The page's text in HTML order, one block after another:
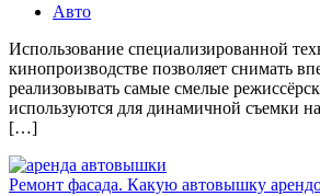
Авто
Использование специализированной
кинопроизводстве позволяет снимать
реализовывать самые смелые
используются для динамичной съемки
[…]
Ремонт фасада. Какую автовышку